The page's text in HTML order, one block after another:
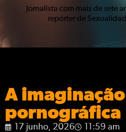
Jornalista com mais de sete
repórter de
A imaginação
pornográfica
17 junho, 2026 11:59 am